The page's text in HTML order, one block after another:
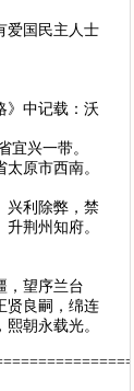
爱国民主人士
》中记载：沃
宜兴一带。
原市西南。
兴利除弊，禁
荆州知府。
，望序兰台
贤良嗣，绵连
朝永载光。